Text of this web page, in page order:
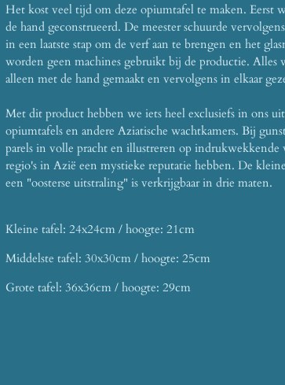
Het kost veel tijd om deze opiumtafel te maken. Eerst
de hand geconstrueerd. De meester schuurde
in een laatste stap om de verf aan te brengen en het
worden geen machines gebruikt bij de productie. Alles
alleen met de hand gemaakt en vervolgens in elkaar
Met dit product hebben we iets heel exclusiefs in ons
opiumtafels en andere Aziatische wachtkamers. Bij
parels in volle pracht en illustreren op indrukwekkende
regio's in Azië een mystieke reputatie hebben. De
een "oosterse uitstraling" is verkrijgbaar in drie maten.
Kleine tafel: 24x24cm / hoogte: 21cm
Middelste tafel: 30x30cm / hoogte: 25cm
Grote tafel: 36x36cm / hoogte: 29cm